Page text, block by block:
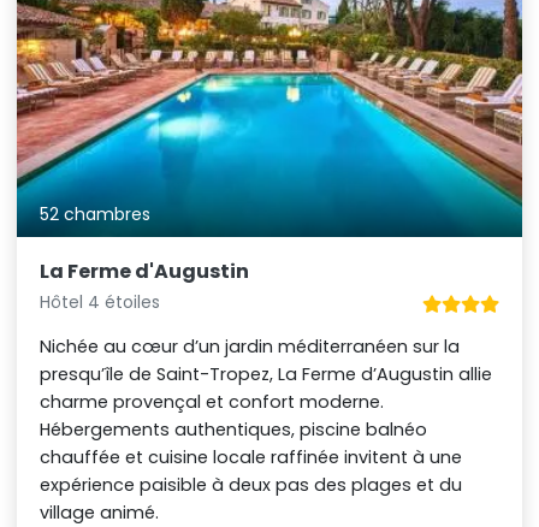
52 chambres
La Ferme d'Augustin
Hôtel 4 étoiles
Nichée au cœur d’un jardin méditerranéen sur la
presqu’île de Saint-Tropez, La Ferme d’Augustin allie
charme provençal et confort moderne.
Hébergements authentiques, piscine balnéo
chauffée et cuisine locale raffinée invitent à une
expérience paisible à deux pas des plages et du
village animé.